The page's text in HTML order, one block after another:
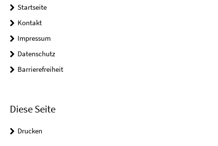
Startseite
Kontakt
Impressum
Datenschutz
Barrierefreiheit
Diese Seite
Drucken